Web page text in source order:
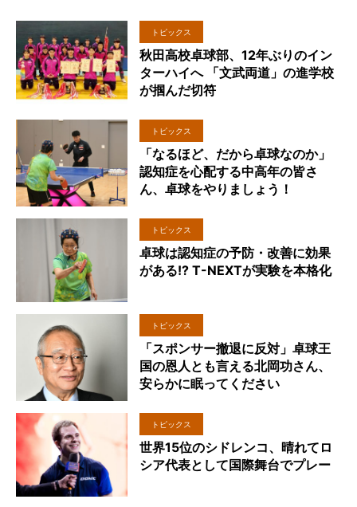
トピックス
秋田高校卓球部、12年ぶりのイン
ターハイへ 「文武両道」の進学校
が掴んだ切符
トピックス
「なるほど、だから卓球なのか」
認知症を心配する中高年の皆さ
ん、卓球をやりましょう！
トピックス
卓球は認知症の予防・改善に効果
がある!? T-NEXTが実験を本格化
トピックス
「スポンサー撤退に反対」卓球王
国の恩人とも言える北岡功さん、
安らかに眠ってください
トピックス
世界15位のシドレンコ、晴れてロ
シア代表として国際舞台でプレー